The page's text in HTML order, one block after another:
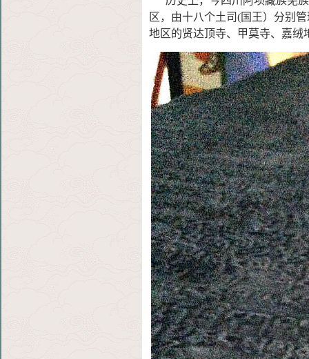
区，由十八个土司(国王）分别
地区的贤达顶寺、甲莫寺、嘉绒